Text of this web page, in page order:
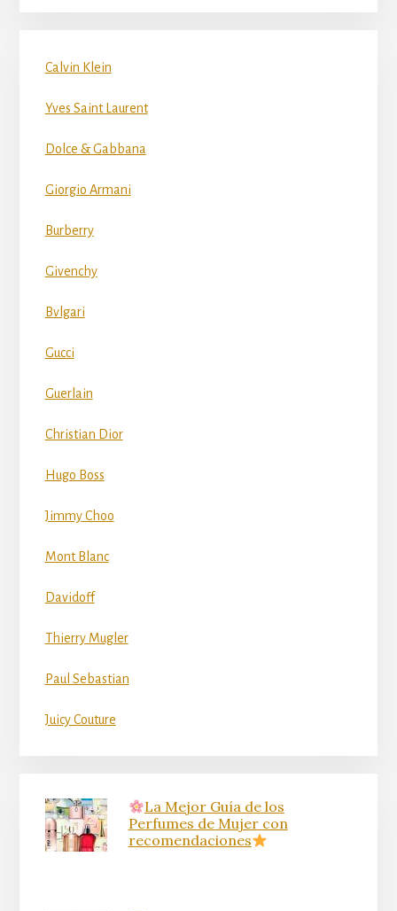
Calvin Klein
Yves Saint Laurent
Dolce & Gabbana
Giorgio Armani
Burberry
Givenchy
Bvlgari
Gucci
Guerlain
Christian Dior
Hugo Boss
Jimmy Choo
Mont Blanc
Davidoff
Thierry Mugler
Paul Sebastian
Juicy Couture
La Mejor Guía de los
Perfumes de Mujer con
recomendaciones